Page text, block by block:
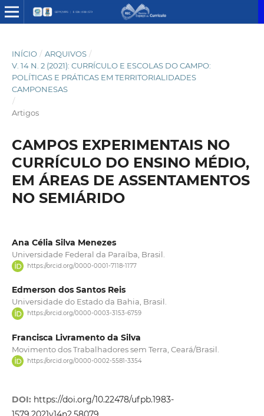
INÍCIO / ARQUIVOS /
V. 14 N. 2 (2021): CURRÍCULO E ESCOLAS DO CAMPO:
POLÍTICAS E PRÁTICAS EM TERRITORIALIDADES
CAMPONESAS
/
Artigos
CAMPOS EXPERIMENTAIS NO
CURRÍCULO DO ENSINO MÉDIO,
EM ÁREAS DE ASSENTAMENTOS
NO SEMIÁRIDO
Ana Célia Silva Menezes
Universidade Federal da Paraíba, Brasil.
https://orcid.org/0000-0001-7118-1177
Edmerson dos Santos Reis
Universidade do Estado da Bahia, Brasil.
https://orcid.org/0000-0003-3153-6759
Francisca Livramento da Silva
Movimento dos Trabalhadores sem Terra, Ceará/Brasil.
https://orcid.org/0000-0002-5581-3354
DOI: https://doi.org/10.22478/ufpb.1983-